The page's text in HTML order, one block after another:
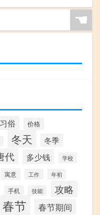
☚
习俗 价格
冬天 冬季
代 多少钱 学校
寓意 工作 年初
手机 技能 攻略
春节 春节期间